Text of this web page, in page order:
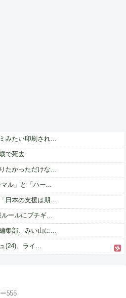
みたい印刷され...
で死去
たかっただけな...
ル」と「ハー...
日本の支援は期...
ールにブチギ...
集部、みい山に...
(24)、ライ...
555